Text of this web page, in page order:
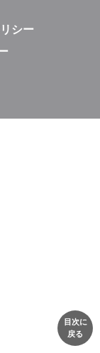
目次に
戻る
シー